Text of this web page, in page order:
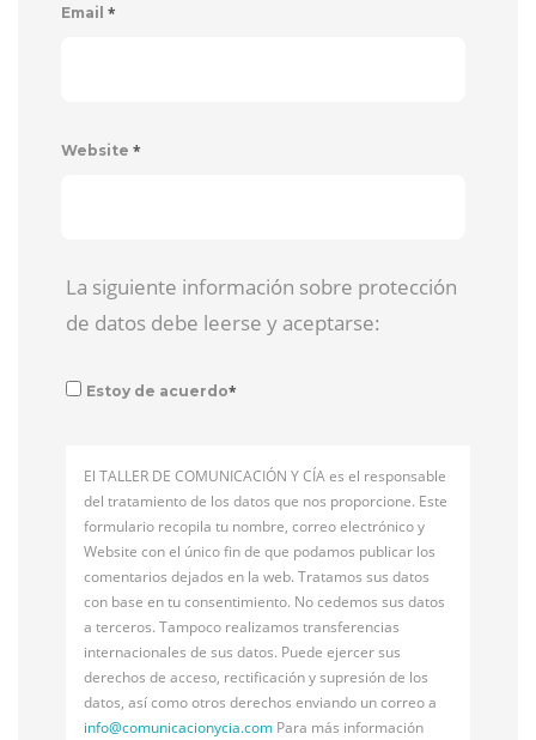
Email *
Website *
La siguiente información sobre protección
de datos debe leerse y aceptarse:
Estoy de acuerdo*
El TALLER DE COMUNICACIÓN Y CÍA es el responsable
del tratamiento de los datos que nos proporcione. Este
formulario recopila tu nombre, correo electrónico y
Website con el único fin de que podamos publicar los
comentarios dejados en la web. Tratamos sus datos
con base en tu consentimiento. No cedemos sus datos
a terceros. Tampoco realizamos transferencias
internacionales de sus datos. Puede ejercer sus
derechos de acceso, rectificación y supresión de los
datos, así como otros derechos enviando un correo a
info@comunicacionycia.com Para más información